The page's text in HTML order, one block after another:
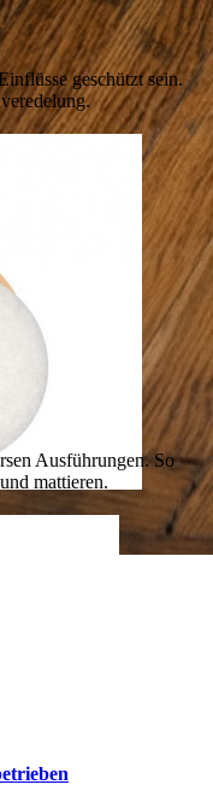
geschützt sein.
Ausführungen. So
mattieren.